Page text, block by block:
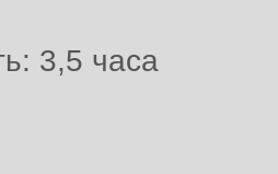
3,5 часа